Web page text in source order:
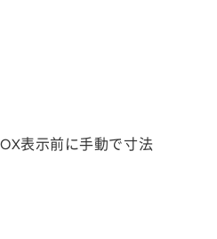
表示前に手動で寸法